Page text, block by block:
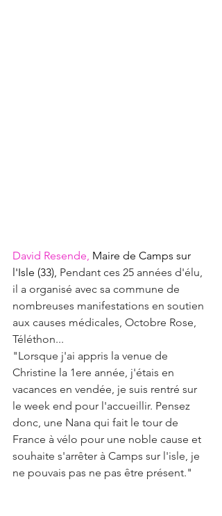
David Resende, Maire de Camps sur
l'Isle (33), Pendant ces 25 années d'élu,
il a organisé avec sa commune de
nombreuses manifestations en soutien
aux causes médicales, Octobre Rose,
Téléthon...
"Lorsque j'ai appris la venue de
Christine la 1ere année, j'étais en
vacances en vendée, je suis rentré sur
le week end pour l'accueillir. Pensez
donc, une Nana qui fait le tour de
France à vélo pour une noble cause et
souhaite s'arrêter à Camps sur l'isle, je
ne pouvais pas ne pas être présent."